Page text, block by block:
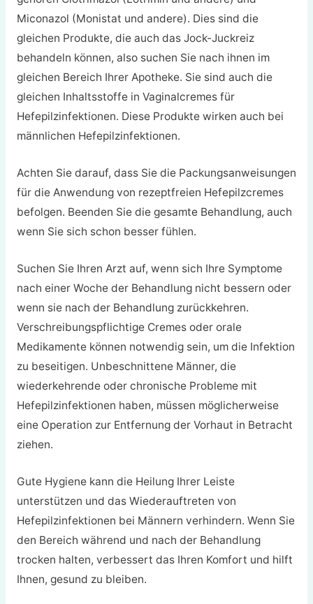
Miconazol (Monistat und andere). Dies sind die
gleichen Produkte, die auch das Jock-Juckreiz
behandeln können, also suchen Sie nach ihnen im
gleichen Bereich Ihrer Apotheke. Sie sind auch die
gleichen Inhaltsstoffe in Vaginalcremes für
Hefepilzinfektionen. Diese Produkte wirken auch bei
männlichen Hefepilzinfektionen.
Achten Sie darauf, dass Sie die Packungsanweisungen
für die Anwendung von rezeptfreien Hefepilzcremes
befolgen. Beenden Sie die gesamte Behandlung, auch
wenn Sie sich schon besser fühlen.
Suchen Sie Ihren Arzt auf, wenn sich Ihre Symptome
nach einer Woche der Behandlung nicht bessern oder
wenn sie nach der Behandlung zurückkehren.
Verschreibungspflichtige Cremes oder orale
Medikamente können notwendig sein, um die Infektion
zu beseitigen. Unbeschnittene Männer, die
wiederkehrende oder chronische Probleme mit
Hefepilzinfektionen haben, müssen möglicherweise
eine Operation zur Entfernung der Vorhaut in Betracht
ziehen.
Gute Hygiene kann die Heilung Ihrer Leiste
unterstützen und das Wiederauftreten von
Hefepilzinfektionen bei Männern verhindern. Wenn Sie
den Bereich während und nach der Behandlung
trocken halten, verbessert das Ihren Komfort und hilft
Ihnen, gesund zu bleiben.